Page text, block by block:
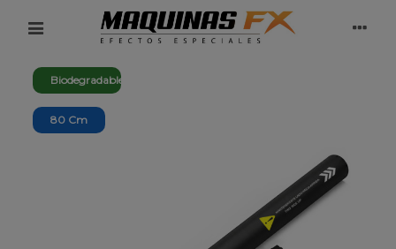
Biodegradable
80 Cm